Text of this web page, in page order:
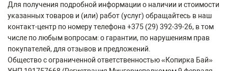
Для получения подробной информации о наличии и стоимости
указанных товаров и (или) работ (услуг) обращайтесь в наш
контакт-центр по номеру телефона +375 (29) 392-39-26, в том
числе по любым вопросам: о гарантии, по нарушениям прав
покупателей, для отзывов и предложений.
Общество с ограниченной ответственностью «Копирка Бай»